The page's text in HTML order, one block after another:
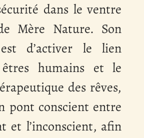
dans le ventre
Mère Nature. Son
d’activer le lien
humains et le
des rêves,
pont conscient entre
et l’inconscient, afin